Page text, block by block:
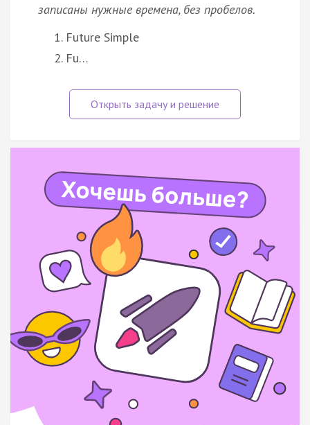
записаны нужные времена, без пробелов.
Future Simple
Fu…